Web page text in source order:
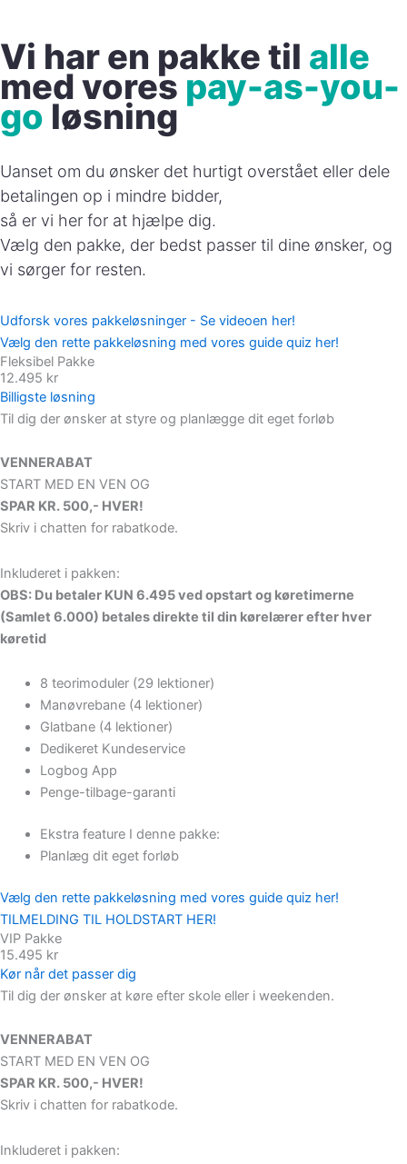
Vi har en pakke til alle
med vores pay-as-you-
go løsning
Uanset om du ønsker det hurtigt overstået eller dele
betalingen op i mindre bidder,
så er vi her for at hjælpe dig.
Vælg den pakke, der bedst passer til dine ønsker, og
vi sørger for resten.
Udforsk vores pakkeløsninger - Se videoen her!
Vælg den rette pakkeløsning med vores guide quiz her!
Fleksibel Pakke
12.495 kr
Billigste løsning
Til dig der ønsker at styre og planlægge dit eget forløb
VENNERABAT
START MED EN VEN OG
SPAR KR. 500,- HVER!
Skriv i chatten for rabatkode.
Inkluderet i pakken:
OBS: Du betaler KUN 6.495 ved opstart og køretimerne
(Samlet 6.000) betales direkte til din kørelærer efter hver
køretid
8 teorimoduler (29 lektioner)
Manøvrebane (4 lektioner)
Glatbane (4 lektioner)
Dedikeret Kundeservice
Logbog App
Penge-tilbage-garanti
Ekstra feature I denne pakke:
Planlæg dit eget forløb
Vælg den rette pakkeløsning med vores guide quiz her!
TILMELDING TIL HOLDSTART HER!
VIP Pakke
15.495 kr
Kør når det passer dig
Til dig der ønsker at køre efter skole eller i weekenden.
VENNERABAT
START MED EN VEN OG
SPAR KR. 500,- HVER!
Skriv i chatten for rabatkode.
Inkluderet i pakken: